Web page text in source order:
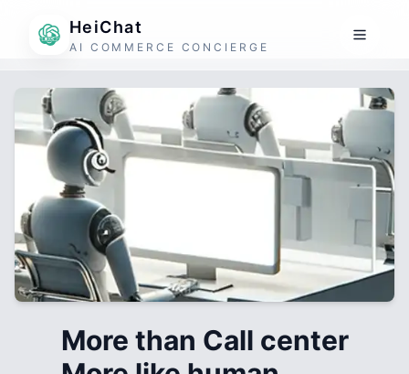
HeiChat
AI COMMERCE CONCIERGE
More than Call center